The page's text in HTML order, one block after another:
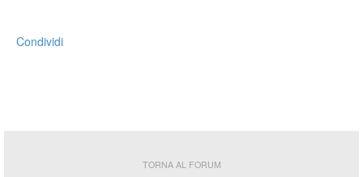
Condividi
TORNA AL FORUM